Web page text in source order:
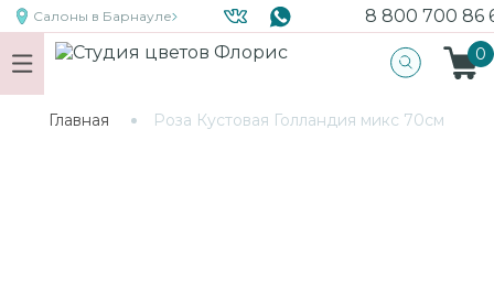
Салоны в Барнауле 8 800 700 86
0
Главная Роза Кустовая Голландия микс 70см